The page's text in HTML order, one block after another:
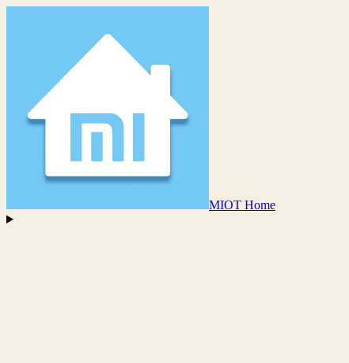
MIOT Home